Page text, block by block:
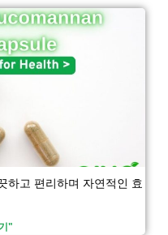
하고 편리하며 자연적인 효
"